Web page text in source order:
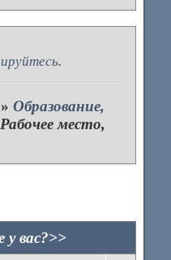
.
»Образование,
Рабочее место,
у вас?>>